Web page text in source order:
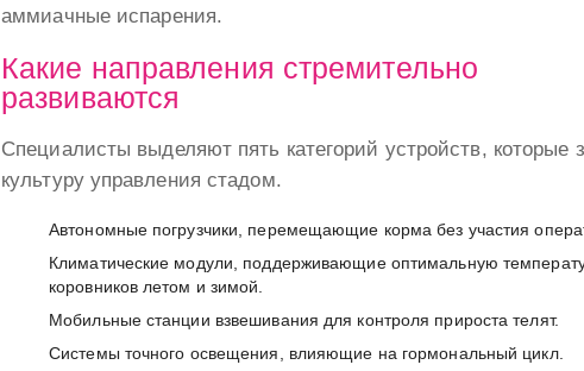
аммиачные испарения.
Какие направления стремительно
развиваются
Специалисты выделяют пять категорий устройств,
культуру управления стадом.
Автономные погрузчики, перемещающие корма без участия
Климатические модули, поддерживающие оптимальную
коровников летом и зимой.
Мобильные станции взвешивания для контроля прироста телят.
Системы точного освещения, влияющие на гормональный цикл.